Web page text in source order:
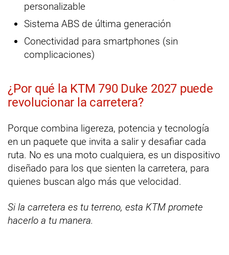
personalizable
Sistema ABS de última generación
Conectividad para smartphones (sin
complicaciones)
¿Por qué la KTM 790 Duke 2027 puede
revolucionar la carretera?
Porque combina ligereza, potencia y tecnología
en un paquete que invita a salir y desafiar cada
ruta. No es una moto cualquiera, es un dispositivo
diseñado para los que sienten la carretera, para
quienes buscan algo más que velocidad.
Si la carretera es tu terreno, esta KTM promete
hacerlo a tu manera.